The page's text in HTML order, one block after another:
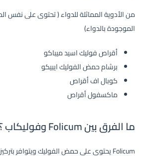
من الأدوية المماثلة للدواء ( تحتوى على نفس
الموجودة بالدواء)
أقراص فوليك اسيد ميباكو
برشام حمض الفوليك ايبيكو
كوبال اف أقراص
ماكسفول أقراص
ما الفرق بين Folicum وفوليكاب ؟